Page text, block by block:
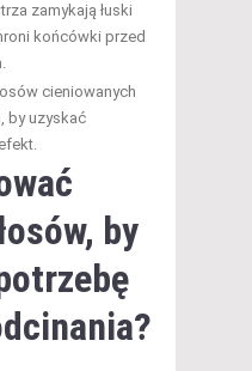
zamykają łuski
końcówki przed
cieniowanych
by uzyskać
by